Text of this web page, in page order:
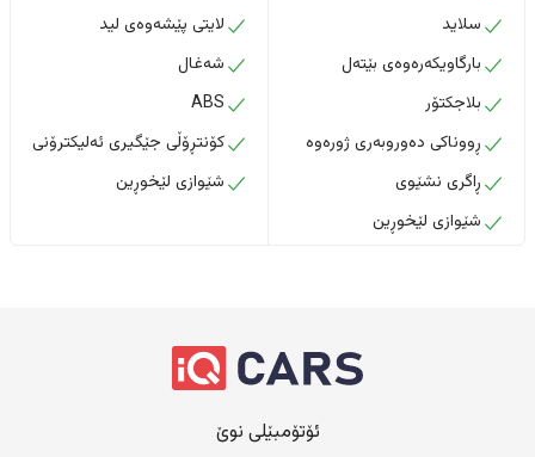
سلاید
بارگاویکەرەوەی بێتەل
بلاجکتۆر
ڕووناکی دەوروبەری ژورەوە
ڕاگری نشێوی
شێوازی لێخوڕین
لایتی پێشەوەی لید
شەغال
ABS
کۆنتڕۆڵی جێگیری ئەلیکترۆنی
شێوازی لێخوڕین
ئۆتۆمبێلی نوێ